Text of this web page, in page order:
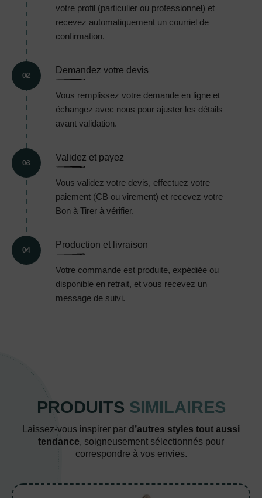
votre profil (particulier ou professionnel) et
recevez automatiquement un courriel de
confirmation.
02
Demandez votre devis
Vous remplissez votre demande en ligne et
échangez avec nous pour ajuster les détails
avant validation.
03
Validez et payez
Vous validez votre devis, effectuez votre
paiement (CB ou virement) et recevez votre
Bon à Tirer à vérifier.
04
Production et livraison
Votre commande est produite, expédiée ou
disponible en retrait, et vous recevez un
message de suivi.
PRODUITS SIMILAIRES
Laissez-vous inspirer par d’autres styles tout aussi
tendance, soigneusement sélectionnés pour
correspondre à vos envies.